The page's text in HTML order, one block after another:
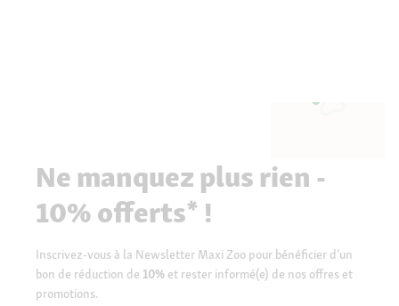
Ne manquez plus rien -
10% offerts* !
Inscrivez-vous à la Newsletter Maxi Zoo pour bénéficier d’un
bon de réduction de 10% et rester informé(e) de nos offres et
promotions.